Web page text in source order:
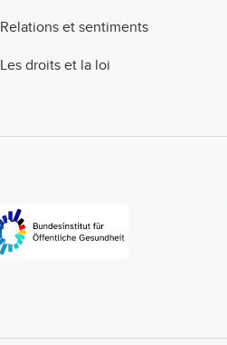
Relations et sentiments
Les droits et la loi